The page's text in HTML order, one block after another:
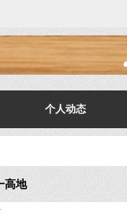
个人动态
高地